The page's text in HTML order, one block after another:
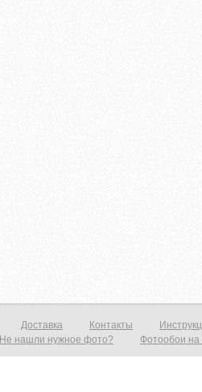
Доставка Контакты
Не нашли нужное фото? Фотообои на